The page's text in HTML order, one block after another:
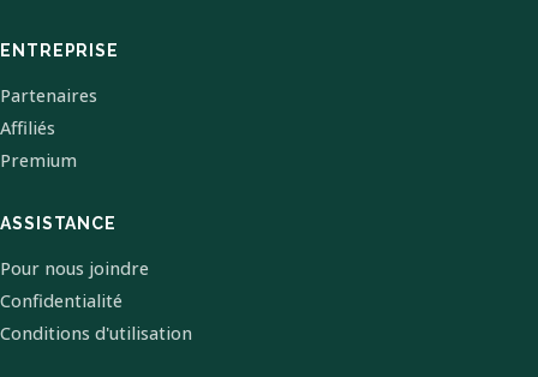
ENTREPRISE
Partenaires
Affiliés
Premium
ASSISTANCE
Pour nous joindre
Confidentialité
Conditions d'utilisation